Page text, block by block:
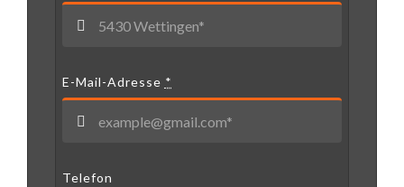
E-Mail-Adresse *
Telefon